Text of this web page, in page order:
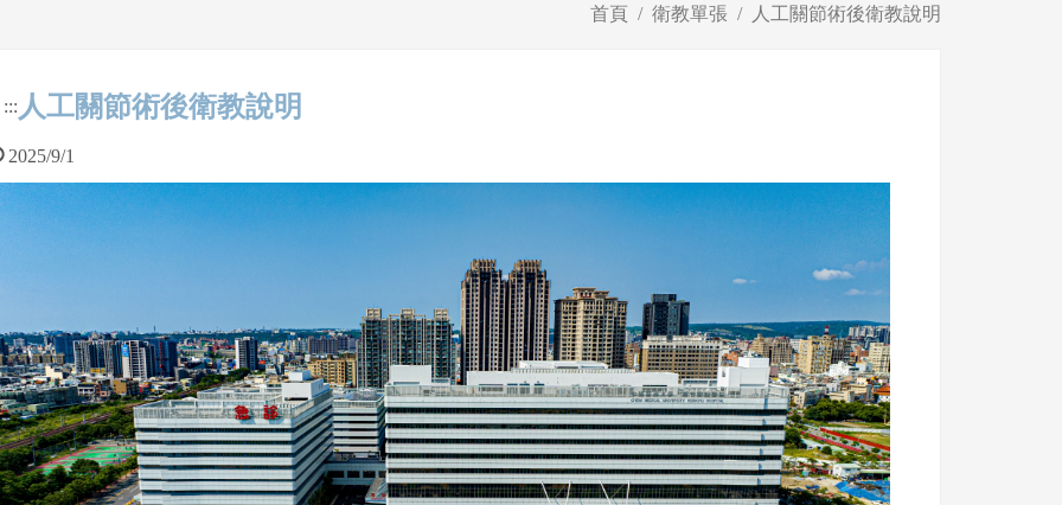
首頁 衛教單張 人工關節術後衛教說明
::: 人工關節術後衛教說明
2025/9/1